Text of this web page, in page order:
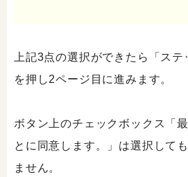
上記3点の選択ができたら「ス
を押し2ページ目に進みます。
ボタン上のチェックボックス「
とに同意します。」は選択して
ません。